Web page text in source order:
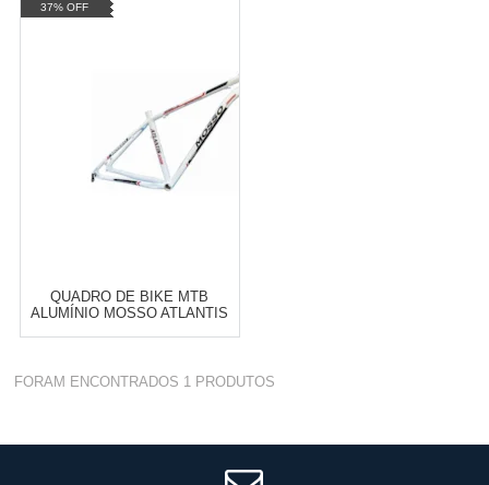
37% OFF
QUADRO DE BIKE MTB
ALUMÍNIO MOSSO ATLANTIS
Varejo: R$ 4.050,70
10 x de R$ 255,09
FORAM ENCONTRADOS 1 PRODUTOS